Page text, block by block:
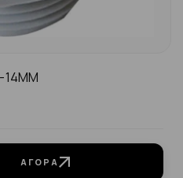
ΑΓΟΡΆ